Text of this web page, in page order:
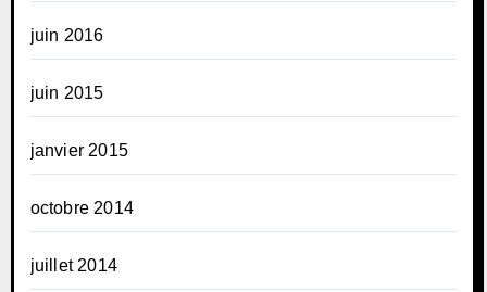
juin 2016
juin 2015
janvier 2015
octobre 2014
juillet 2014